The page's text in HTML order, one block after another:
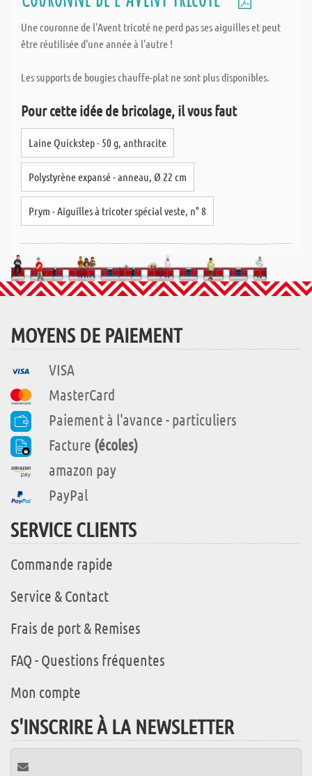
Une couronne de l'Avent tricoté ne perd pas ses aiguilles et peut
être réutilisée d'une année à l'autre !
Les supports de bougies chauffe-plat ne sont plus disponibles.
Pour cette idée de bricolage, il vous faut
Laine Quickstep - 50 g, anthracite
Polystyrène expansé - anneau, Ø 22 cm
Prym - Aiguilles à tricoter spécial veste, n° 8
MOYENS DE PAIEMENT
VISA
MasterCard
Paiement à l'avance - particuliers
Facture (écoles)
amazon pay
PayPal
SERVICE CLIENTS
Commande rapide
Service & Contact
Frais de port & Remises
FAQ - Questions fréquentes
Mon compte
S'INSCRIRE À LA NEWSLETTER